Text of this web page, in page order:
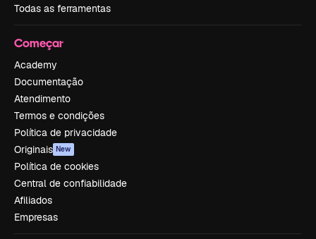
Todas as ferramentas
Começar
Academy
Documentação
Atendimento
Termos e condições
Política de privacidade
Originais New
Política de cookies
Central de confiabilidade
Afiliados
Empresas